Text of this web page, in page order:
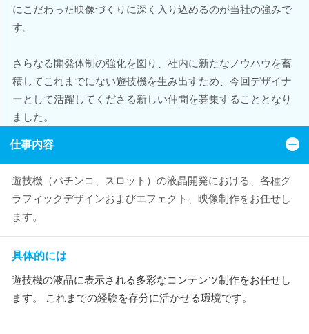
にこだわった映像づくりに深く入り込めるのが当社の強みで
す。
さらなる開発体制の強化を図り、社内に新たなノウハウを蓄
積してこれまでにない遊技機を生み出すため、今回デザイナ
ーとして活躍してくださる新しい仲間を募集することとなり
ました。
仕事内容
遊技機（パチンコ、スロット）の液晶開発における、各種グ
ラフィックデザインおよびエフェクト、映像制作をお任せし
ます。
具体的には
遊技機の液晶に表示される多彩なコンテンツ制作をお任せし
ます。 これまでの経験を存分に活かせる環境です。